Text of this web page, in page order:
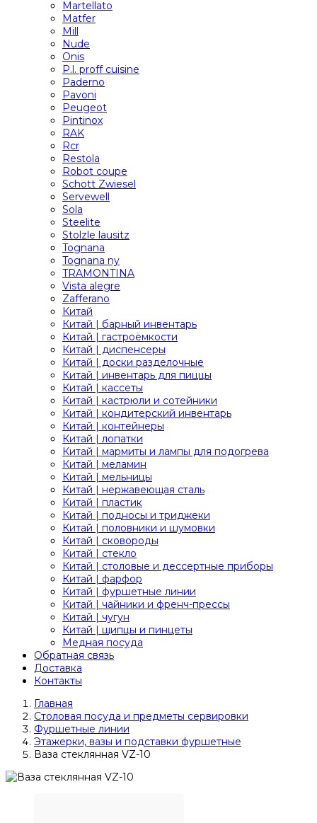
Martellato
Matfer
Mill
Nude
Onis
P.l. proff cuisine
Paderno
Pavoni
Peugeot
Pintinox
RAK
Rcr
Restola
Robot coupe
Schott Zwiesel
Servewell
Sola
Steelite
Stolzle lausitz
Tognana
Tognana ny
TRAMONTINA
Vista alegre
Zafferano
Китай
Китай | барный инвентарь
Китай | гастроёмкости
Китай | диспенсеры
Китай | доски разделочные
Китай | инвентарь для пиццы
Китай | кассеты
Китай | кастрюли и сотейники
Китай | кондитерский инвентарь
Китай | контейнеры
Китай | лопатки
Китай | мармиты и лампы для подогрева
Китай | меламин
Китай | мельницы
Китай | нержавеющая сталь
Китай | пластик
Китай | подносы и триджеки
Китай | половники и шумовки
Китай | сковороды
Китай | стекло
Китай | столовые и дессертные приборы
Китай | фарфор
Китай | фуршетные линии
Китай | чайники и френч-прессы
Китай | чугун
Китай | щипцы и пинцеты
Медная посуда
Обратная связь
Доставка
Контакты
Главная
Столовая посуда и предметы сервировки
Фуршетные линии
Этажерки, вазы и подставки фуршетные
Ваза стеклянная VZ-10